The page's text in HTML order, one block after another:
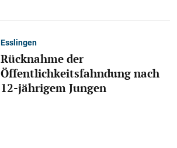
Esslingen
Rücknahme der
Öffentlichkeitsfahndung nach
12-jährigem Jungen